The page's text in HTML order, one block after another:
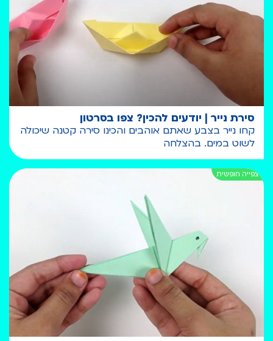
סירת נייר | יודעים להכין? צפו בסרטון
קחו נייר בצבע שאתם אוהבים והכינו סירה קטנה שיכולה
לשוט במים. בהצלחה